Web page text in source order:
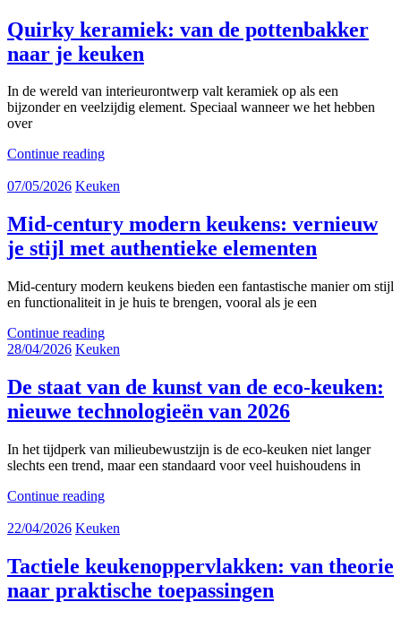
Quirky keramiek: van de pottenbakker
naar je keuken
In de wereld van interieurontwerp valt keramiek op als een
bijzonder en veelzijdig element. Speciaal wanneer we het hebben
over
Continue reading
07/05/2026 Keuken
Mid-century modern keukens: vernieuw
je stijl met authentieke elementen
Mid-century modern keukens bieden een fantastische manier om stijl
en functionaliteit in je huis te brengen, vooral als je een
Continue reading
28/04/2026 Keuken
De staat van de kunst van de eco-keuken:
nieuwe technologieën van 2026
In het tijdperk van milieubewustzijn is de eco-keuken niet langer
slechts een trend, maar een standaard voor veel huishoudens in
Continue reading
22/04/2026 Keuken
Tactiele keukenoppervlakken: van theorie
naar praktische toepassingen